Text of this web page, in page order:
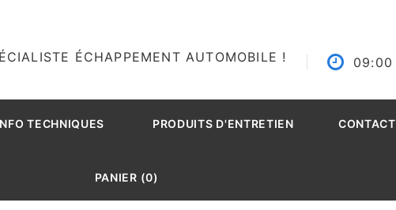
ÉCHAPPEMENT AUTOMOBILE ! 09:00
TECHNIQUES PRODUITS D'ENTRETIEN CONTACT
PANIER (0)